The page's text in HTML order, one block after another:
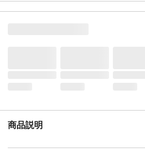
商品説明